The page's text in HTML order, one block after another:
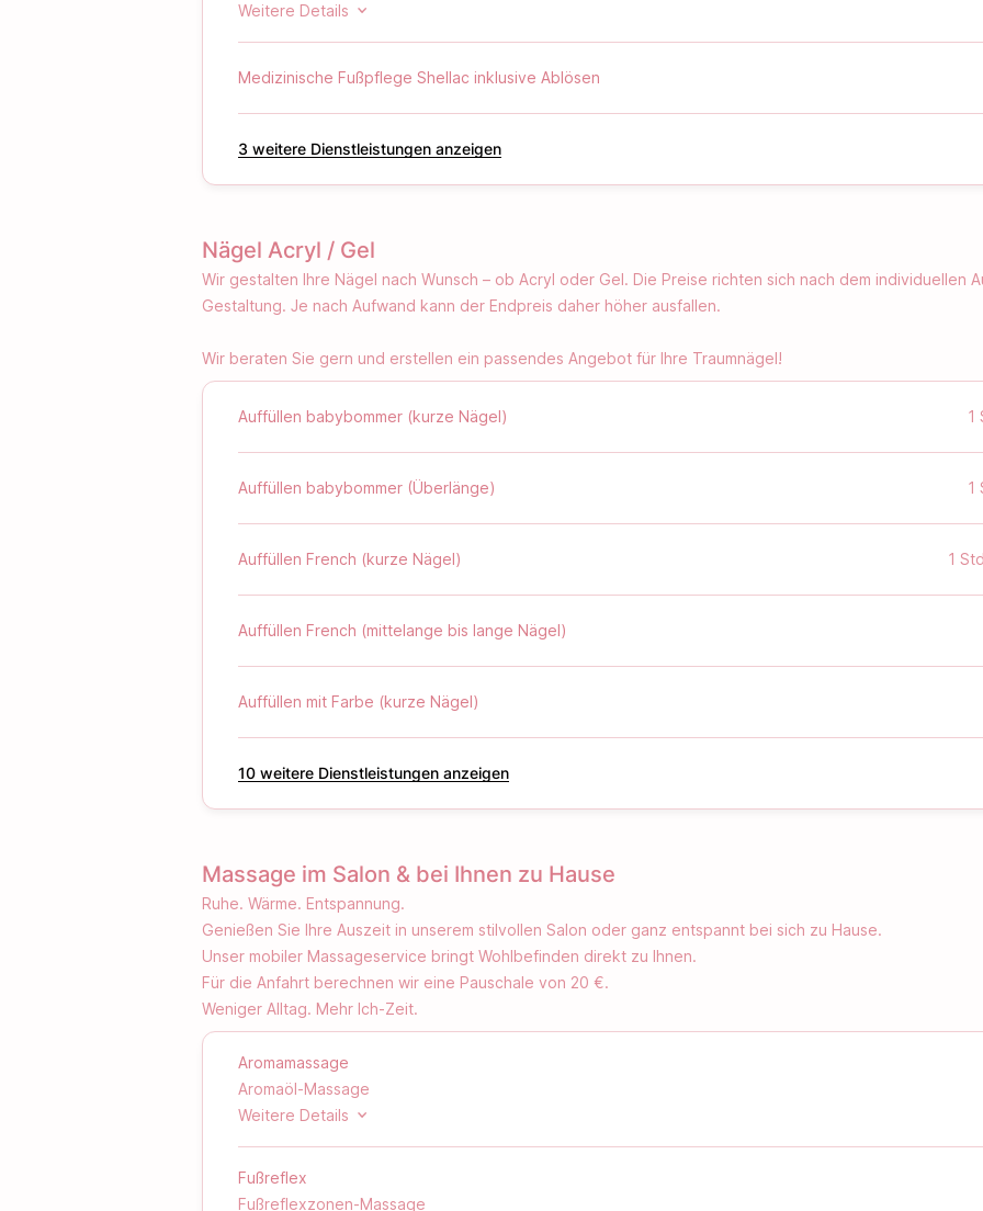
UV/LED-Lampe ausgehärtet und sorgt für ein makelloses, kratzfestes Ergebnis, das bis zu 2–3 Wochen
Weitere Details
Medizinische Fußpflege Shellac inklusive Ablösen
‪3‬ weitere Dienstleistungen anzeigen
Nägel Acryl / Gel
Wir gestalten Ihre Nägel nach Wunsch – ob Acryl oder Gel. Die Preise richten sich nach dem individuellen
Gestaltung. Je nach Aufwand kann der Endpreis daher höher ausfallen.
Wir beraten Sie gern und erstellen ein passendes Angebot für Ihre Traumnägel!
Auffüllen babybommer (kurze Nägel) 1
Auffüllen babybommer (Überlänge) 1
Auffüllen French (kurze Nägel) 1
Auffüllen French (mittelange bis lange Nägel)
Auffüllen mit Farbe (kurze Nägel)
‪10‬ weitere Dienstleistungen anzeigen
Massage im Salon & bei Ihnen zu Hause
Ruhe. Wärme. Entspannung.
Genießen Sie Ihre Auszeit in unserem stilvollen Salon oder ganz entspannt bei sich zu Hause.
Unser mobiler Massageservice bringt Wohlbefinden direkt zu Ihnen.
Für die Anfahrt berechnen wir eine Pauschale von 20 €.
Weniger Alltag. Mehr Ich-Zeit.
Aromamassage
Aromaöl-Massage
Exklusive Massage mit fein abgestimmten Aromaölen für ein intensives Wohlfühlerlebnis. Löst
Entspannung und Harmonie.
Weitere Details
Fußreflex
Fußreflexzonen-Massage